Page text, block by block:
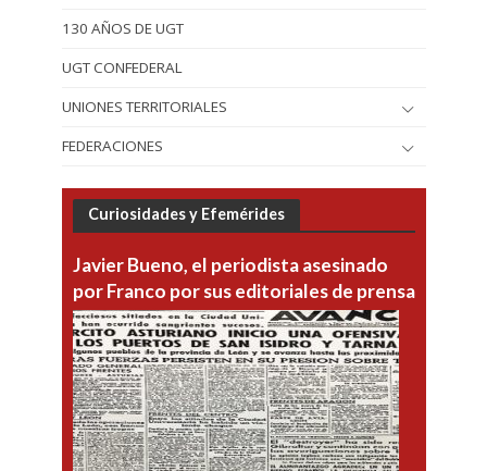
130 AÑOS DE UGT
UGT CONFEDERAL
UNIONES TERRITORIALES
FEDERACIONES
Curiosidades y Efemérides
Javier Bueno, el periodista asesinado
por Franco por sus editoriales de prensa